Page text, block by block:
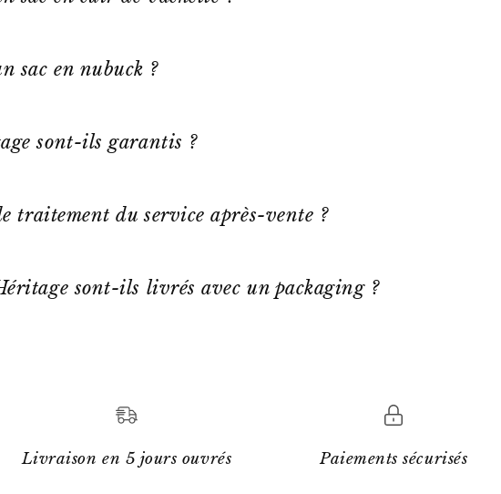
sac en nubuck ?
sont-ils garantis ?
traitement du service après-vente ?
sont-ils livrés avec un packaging ?
Livraison en 5 jours ouvrés Paiements sécurisés